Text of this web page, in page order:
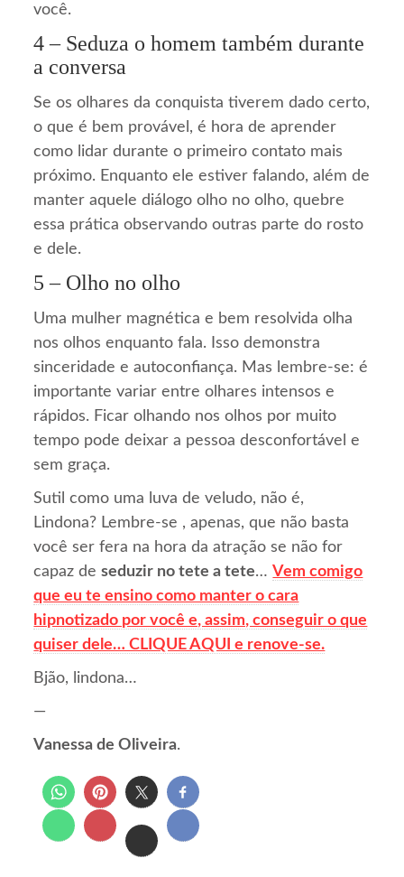
você.
4 – Seduza o homem também durante
a conversa
Se os olhares da conquista tiverem dado certo,
o que é bem provável, é hora de aprender
como lidar durante o primeiro contato mais
próximo. Enquanto ele estiver falando, além de
manter aquele diálogo olho no olho, quebre
essa prática observando outras parte do rosto
e dele.
5 – Olho no olho
Uma mulher magnética e bem resolvida olha
nos olhos enquanto fala. Isso demonstra
sinceridade e autoconfiança. Mas lembre-se: é
importante variar entre olhares intensos e
rápidos. Ficar olhando nos olhos por muito
tempo pode deixar a pessoa desconfortável e
sem graça.
Sutil como uma luva de veludo, não é,
Lindona? Lembre-se , apenas, que não basta
você ser fera na hora da atração se não for
capaz deseduzir no tete a tete… Vem comigo
que eu te ensino como manter o cara
hipnotizado por você e, assim, conseguir o que
quiser dele… CLIQUE AQUI e renove-se.
Bjão, lindona…
—
Vanessa de Oliveira.